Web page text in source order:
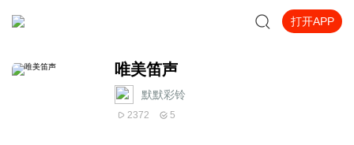
打开APP
唯美笛声
默默彩铃
2372 5